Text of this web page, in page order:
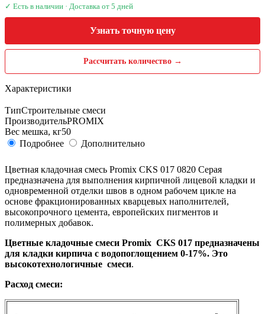
✓ Есть в наличии · Доставка от 5 дней
Узнать точную цену
Рассчитать количество →
Характеристики
ТипСтроительные смеси
ПроизводительPROMIX
Вес мешка, кг50
Подробнее
Дополнительно
Цветная кладочная смесь Promix CKS 017 0820 Серая
предназначена для выполнения кирпичной лицевой кладки и
одновременной отделки швов в одном рабочем цикле на
основе фракционированных кварцевых наполнителей,
высокопрочного цемента, европейских пигментов и
полимерных добавок.
Цветные кладочные смеси Promix CKS 017 предназначены
для кладки кирпича с водопоглощением 0-17%. Это
высокотехнологичные смеси.
Расход смеси: